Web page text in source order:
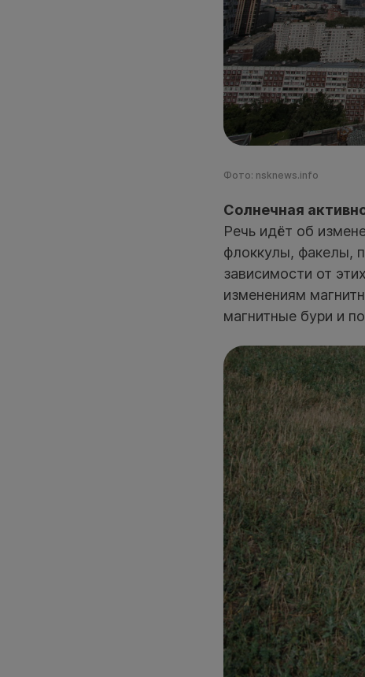
Фото: nsknews.info
Солнечная
Речь идёт об
флоккулы, факелы,
зависимости от
изменениям
магнитные бури и